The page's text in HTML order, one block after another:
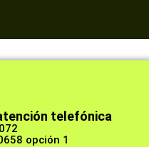
telefónica
opción 1